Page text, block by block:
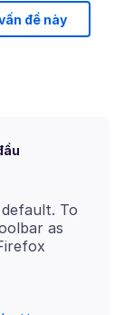
đề này
To
as